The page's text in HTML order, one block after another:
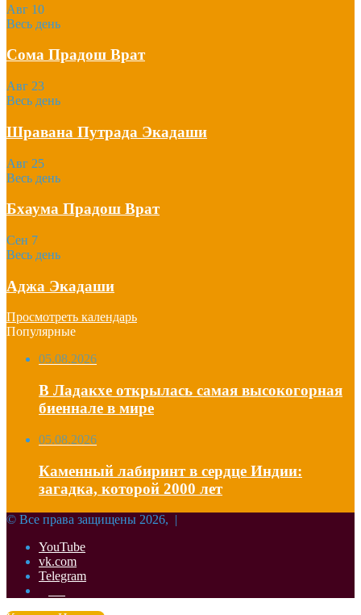
Авг 10
Весь день
Сома Прадош Врат
Авг 23
Весь день
Шравана Путрада Экадаши
Авг 25
Весь день
Бхаума Прадош Врат
Сен 7
Весь день
Аджа Экадаши
Просмотреть календарь
Популярные
05.08.2026
В Ладакхе открылась самая высокогорная
биеннале в мире
05.08.2026
Каменный лабиринт в сердце Индии:
загадка, которой 2000 лет
© Все права защищены 2026, |
YouTube
vk.com
Telegram